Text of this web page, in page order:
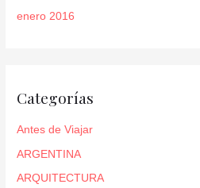
enero 2016
Categorías
Antes de Viajar
ARGENTINA
ARQUITECTURA